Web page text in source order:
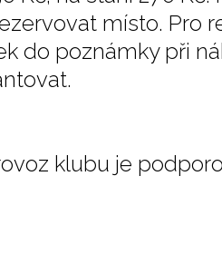
místo. Pro
do poznámky při
klubu je